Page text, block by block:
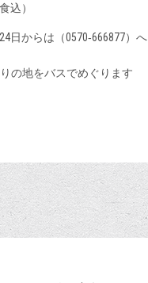
込）
からは（0570‐666877）へ
の地をバスでめぐります